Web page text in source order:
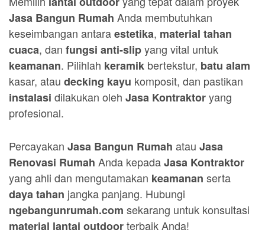
Jasa Bangun Rumah Anda membutuhkan
keseimbangan antaraestetika, material tahan
cuaca, dan fungsi anti-slipyang vital untuk
keamanan. Pilihlah keramik bertekstur, batu alam
kasar, atau decking kayu komposit, dan pastikan
instalasi dilakukan oleh Jasa Kontraktoryang
profesional.
Percayakan Jasa Bangun Rumah atau Jasa
Renovasi Rumah Anda kepadaJasa Kontraktor
yang ahli dan mengutamakan keamanan serta
daya tahan jangka panjang. Hubungi
ngebangunrumah.com sekarang untuk konsultasi
material lantai outdoorterbaik Anda!